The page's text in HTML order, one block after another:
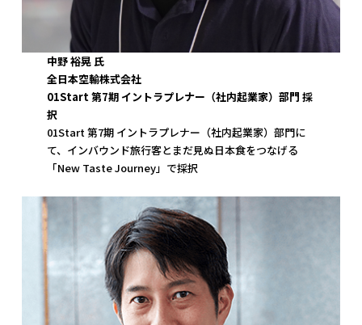
中野 裕晃 氏
全日本空輸株式会社
01Start 第7期 イントラプレナー（社内起業家）部門 採
択
01Start 第7期 イントラプレナー（社内起業家）部門に
て、インバウンド旅行客とまだ見ぬ日本食をつなげる
「New Taste Journey」で採択